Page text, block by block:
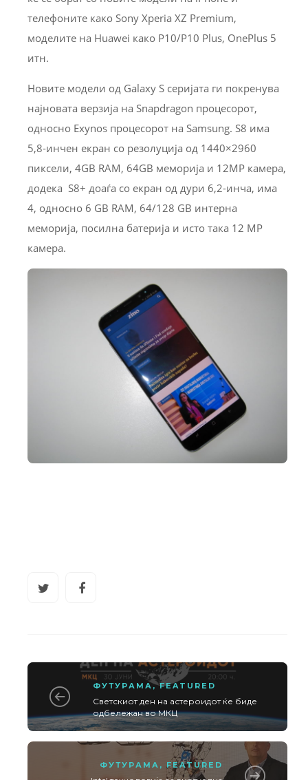
телефоните како Sony Xperia XZ Premium,
моделите на Huawei како P10/P10 Plus, OnePlus 5
итн.
Новите модели од Galaxy S серијата ги покренува
најновата верзија на Snapdragon процесорот,
односно Exynos процесорот на Samsung. S8 има
5,8-инчен екран со резолуција од 1440×2960
пиксели, 4GB RAМ, 64GB меморија и 12MP камера,
додека S8+ доаѓа со екран од дури 6,2-инча, има
4, односно 6 GB RAM, 64/128 GB интерна
меморија, посилна батерија и исто така 12 MP
камера.
ФУТУРАМА,FEATURED
Светскиот ден на астероидот ќе биде
одбележан во МКЦ
ФУТУРАМА , FEATURED